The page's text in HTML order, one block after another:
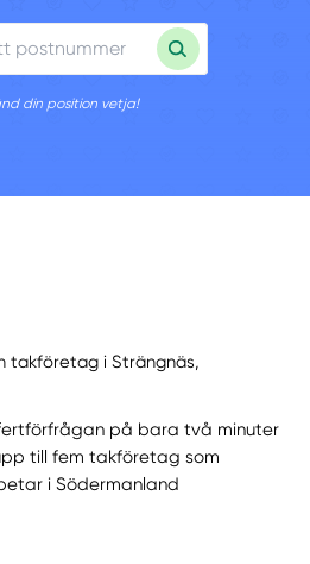
din position vetja!
takföretag i Strängnäs,
på bara två minuter
till fem takföretag som
i Södermanland